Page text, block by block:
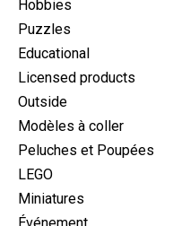
Hobbies
Puzzles
Educational
Licensed products
Outside
Modèles à coller
Peluches et Poupées
LEGO
Miniatures